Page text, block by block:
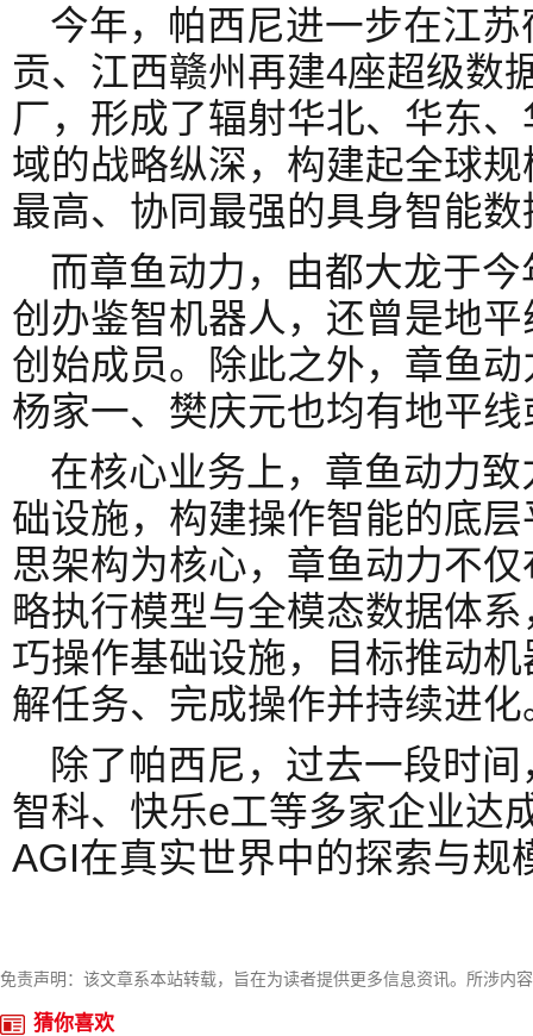
今年，帕西尼进一步在江
贡、江西赣州再建4座超级数
厂，形成了辐射华北、华东
域的战略纵深，构建起全球
最高、协同最强的具身智能
而章鱼动力，由都大龙于
创办鉴智机器人，还曾是地
创始成员。除此之外，章鱼
杨家一、樊庆元也均有地平
在核心业务上，章鱼动力
础设施，构建操作智能的底
思架构为核心，章鱼动力不
略执行模型与全模态数据体
巧操作基础设施，目标推动
解任务、完成操作并持续进化
除了帕西尼，过去一段时
智科、快乐e工等多家企业达
AGI在真实世界中的探索与规
免责声明：该文章系本站转载，旨在为读者提供更多信息资讯。所涉内
猜你喜欢